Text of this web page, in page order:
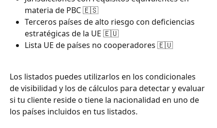
materia de PBC 🇪🇸
Terceros países de alto riesgo con deficiencias
estratégicas de la UE 🇪🇺
Lista UE de países no cooperadores 🇪🇺
Los listados puedes utilizarlos en los condicionales
de visibilidad y los de cálculos para detectar y evaluar
si tu cliente reside o tiene la nacionalidad en uno de
los países incluidos en tus listados.